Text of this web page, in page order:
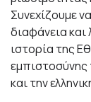
Συνεχίζουμε
διαφάνεια
ιστορία της
εμπιστοσύνης
και την